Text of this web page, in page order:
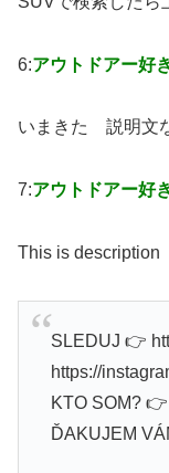
6:アウトドアー好
いまきた 説明文
7:アウトドアー好
This is description
SLEDUJ 👉
https://
KTO SOM?
ĎAKUJEM